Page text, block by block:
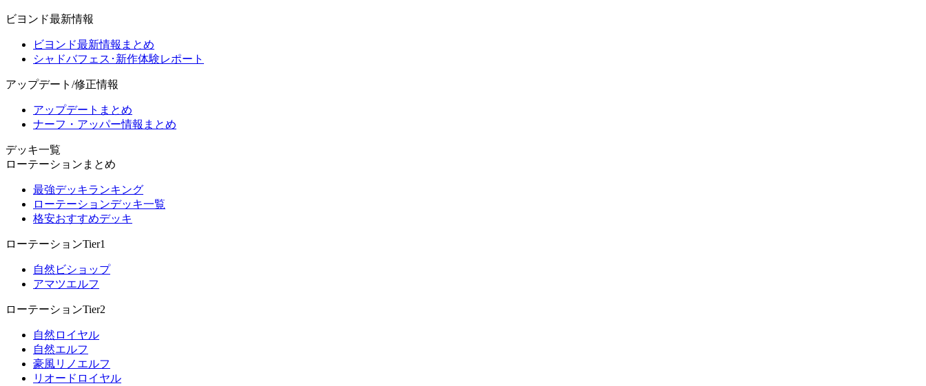
ビヨンド最新情報
ビヨンド最新情報まとめ
シャドバフェス･新作体験レポート
アップデート/修正情報
アップデートまとめ
ナーフ・アッパー情報まとめ
デッキ一覧
ローテーションまとめ
最強デッキランキング
ローテーションデッキ一覧
格安おすすめデッキ
ローテーションTier1
自然ビショップ
アマツエルフ
ローテーションTier2
自然ロイヤル
自然エルフ
豪風リノエルフ
リオードロイヤル